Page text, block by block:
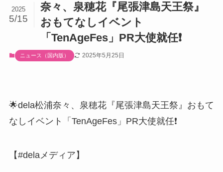
奈々、泉穂花『尾張津島天王祭』
おもてなしイベント
「TenAgeFes」PR大使就任❗️
2025
5/15
ニュース（国内版） 2025年5月25日
🌟dela松浦奈々、泉穂花『尾張津島天王祭』おもて
なしイベント「TenAgeFes」PR大使就任❗️
【#delaメディア】